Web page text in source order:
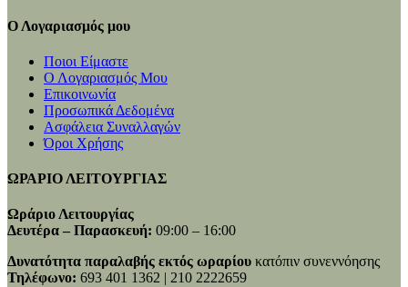
Ο Λογαριασμός μου
Ποιοι Είμαστε
Ο Λογαριασμός Μου
Επικοινωνία
Προσωπικά Δεδομένα
Ασφάλεια Συναλλαγών
Όροι Χρήσης
ΩΡΑΡΙΟ ΛΕΙΤΟΥΡΓΙΑΣ
Ωράριο Λειτουργίας
Δευτέρα – Παρασκευή: 09:00 – 16:00
Δυνατότητα παραλαβής εκτός ωραρίου κατόπιν συνεννόησης
Τηλέφωνο: 693 401 1362 | 210 2222659